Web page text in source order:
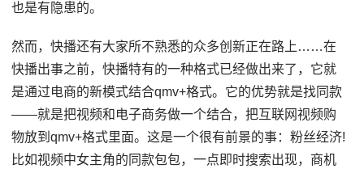
也是有隐患的。
然而，快播还有大家所不熟悉的众多创新正在路上……在
快播出事之前，快播特有的一种格式已经做出来了，它就
是通过电商的新模式结合qmv+格式。它的优势就是找同款
——就是把视频和电子商务做一个结合，把互联网视频购
物放到qmv+格式里面。这是一个很有前景的事：粉丝经济!
比如视频中女主角的同款包包，一点即时搜索出现，商机